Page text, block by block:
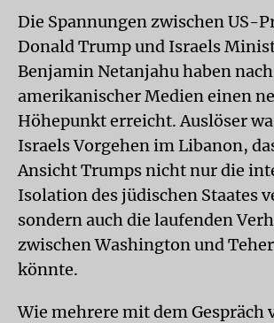
Die Spannungen zwischen US-
Donald Trump und Israels
Benjamin Netanjahu haben
amerikanischer Medien einen
Höhepunkt erreicht. Auslöser
Israels Vorgehen im Libanon,
Ansicht Trumps nicht nur die
Isolation des jüdischen Staates
sondern auch die laufenden
zwischen Washington und
könnte.
Wie mehrere mit dem Gespräch